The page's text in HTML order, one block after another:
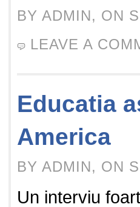
BY ADMIN, ON
LEAVE A
Educatia
America
BY ADMIN, ON
Un interviu